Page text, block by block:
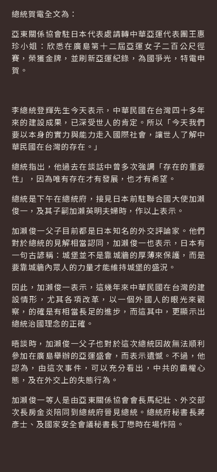
總統賀電全文為：
亞東關係協會駐日本代表處請轉中華亞運代表團王惠
珍小姐：欣悉在廣島第十二屆亞運女子二百公尺徑
賽，榮獲金牌，並刷新亞運紀錄，為國爭光，特電申
賀。
李總統登輝先生今天表示，中華民國在台灣四十多年
來的建設成果，已深受世人的肯定。所以「今天我們
要以本身的實力與能力走入國際社會，讓世人了解中
華民國在台灣的存在。」
總統指出，他過去在談話中曾多次強調「存在的重要
性」，因為唯有存在才有發展，也才有希望。
總統是下午在總統府，接見日本前駐聯合國大使加瀨
俊一，及其子嗣加瀨英明夫婦時，作以上表示。
加瀨俊一父子目前都是日本知名的外交評論家。他們
對於總統的見解相當認同，加瀨俊一也表示，日本有
一句古諺稱：城堡並不是靠城牆的厚薄來保護，而是
要靠城牆內眾人的力量才能維持城堡的盛況。
因此，加瀨俊一表示，這幾年來中華民國在台灣的建
設情形，尤其各項改革，以一個外國人的眼光來觀
察，的確是有相當長足的進步，而這其中，更顯示出
總統治國理念的正確。
晤談時，加瀨俊一父子也對於這次總統因故無法順利
參加在廣島舉辦的亞運盛會，而表示遺憾。不過，他
認為，由這次事件，可以充分看出，中共的霸權心
態，及在外交上的失態行為。
加瀨俊一等人是由亞東關係協會會長馬紀壯、外交部
次長房金炎陪同到總統府晉見總統。總統府秘書長蔣
彥士、及國家安全會議秘書長丁懋時在場作陪。